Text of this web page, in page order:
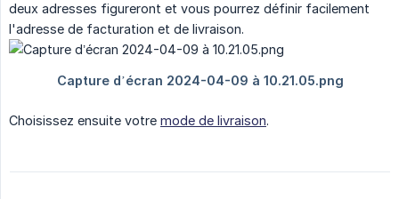
deux adresses figureront et vous pourrez définir facilement
l'adresse de facturation et de livraison.
Choisissez ensuite votre mode de livraison.